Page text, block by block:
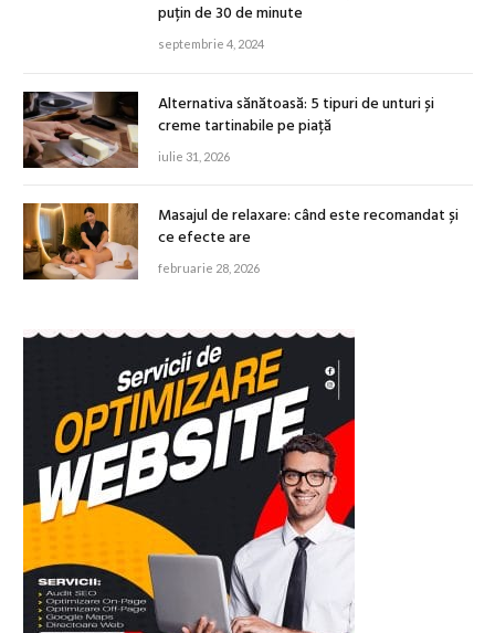
puțin de 30 de minute
septembrie 4, 2024
Alternativa sănătoasă: 5 tipuri de unturi și
creme tartinabile pe piață
iulie 31, 2026
Masajul de relaxare: când este recomandat și
ce efecte are
februarie 28, 2026